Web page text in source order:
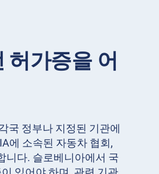
허가증을 어
국 정부나 지정된 기관에
에 소속된 자동차 협회,
니다. 슬로베니아에서 국